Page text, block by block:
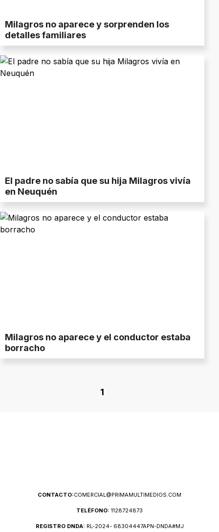
Milagros no aparece y sorprenden los
detalles familiares
El padre no sabía que su hija Milagros vivía
en Neuquén
Milagros no aparece y el conductor estaba
borracho
1
CONTACTO:COMERCIAL@PRIMAMULTIMEDIOS.COM
TELÉFONO: 1128724873
REGISTRO DNDA: RL-2024- 68304447APN-DNDA#MJ